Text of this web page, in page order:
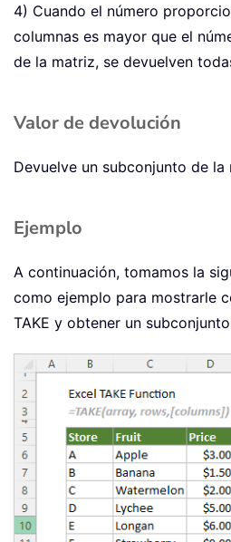
4) Cuando el número
columnas es mayor que el
de la matriz, se devuelven
Valor de devolución
Devuelve un subconjunto de
Ejemplo
A continuación, tomamos la
como ejemplo para mostrarle
TAKE y obtener un